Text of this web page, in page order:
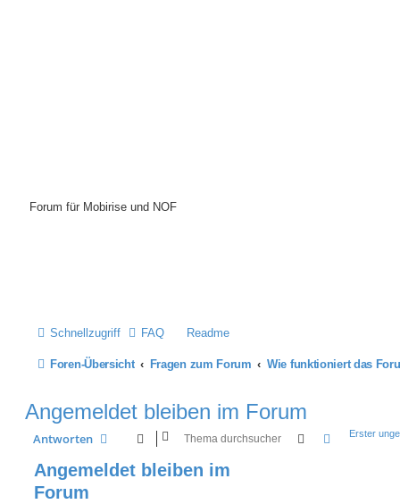
Forum für Mobirise und NOF
Schnellzugriff FAQ Readme
Foren-Übersicht Fragen zum Forum Wie funktioniert das
Angemeldet bleiben im Forum
Antworten Suche Erweiterte
Erster
Angemeldet bleiben im
Forum